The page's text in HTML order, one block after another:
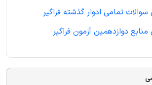
سوالات تمامی ادوار گذشته فراگیر
منابع دوازدهمین آزمون فراگیر